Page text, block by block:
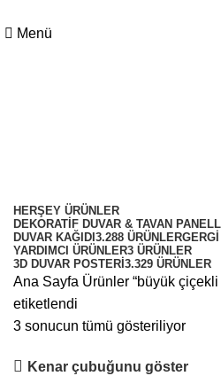
Menü
HERŞEY ÜRÜNLER
DEKORATIF DUVAR & TAVAN
DUVAR KAĞIDI 3.288 ÜRÜNLERGERGI
YARDIMCI ÜRÜNLER3 ÜRÜNLER
3D DUVAR POSTERI 3.329 ÜRÜNLER
Ana Sayfa Ürünler “büyük
etiketlendi
3 sonucun tümü gösteriliyor
Kenar çubuğunu göster